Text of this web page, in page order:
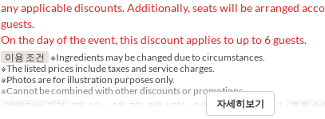
any applicable discounts. Additionally, seats will be arranged
guests.
On the day of the event, this discount applies to up to 6 guests.
이용 조건 ※Ingredients may be changed due to circumstances.
※The listed prices include taxes and service charges.
※Photos are for illustration purposes only.
※Cannot be combined with other discounts or promotions.
예약 가능 기간
7월 1일 ~ 8월 7일, 8월 17일 ~ 8월 31일 식사 저녁 주문 수
자세히보기